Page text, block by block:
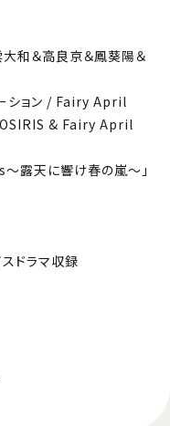
＆高良京＆鳳葵陽＆
ション / Fairy April
OSIRIS & Fairy April
露天に響け春の嵐～」
ドラマ収録